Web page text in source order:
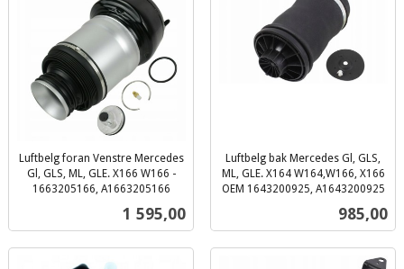
Luftbelg foran Venstre Mercedes
Gl, GLS, ML, GLE. X166 W166 -
1663205166, A1663205166
Pris
1 595,00
Luftbelg bak Mercedes Gl, GLS,
ML, GLE. X164 W164,W166, X166
OEM 1643200925, A1643200925
Pris
985,00